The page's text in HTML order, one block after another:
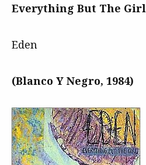
Everything But The Girl
Eden
(Blanco Y Negro, 1984)